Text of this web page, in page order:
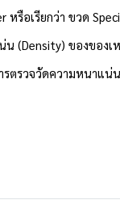
หรือเรียกว่า ขวด
น (Density) ของของเ
ตรวจวัดความหนาแน่